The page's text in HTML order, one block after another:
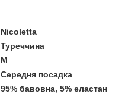
Nicoletta
Туреччина
M
Середня посадка
95% бавовна, 5% еластан